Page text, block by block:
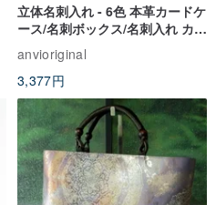
立体名刺入れ - 6色 本革カードケ
ース/名刺ボックス/名刺入れ カス
タマイズ箔押し/型押し可能
anvioriginal
3,377円